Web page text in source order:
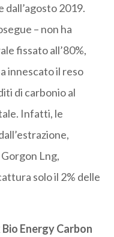
dall’agosto 2019.
– non ha
fissato all’80%,
innescato il reso
di carbonio al
Infatti, le
Lng,
solo il 2% delle
Energy Carbon